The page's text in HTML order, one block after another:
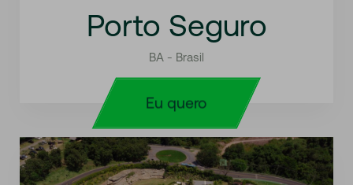
Porto Seguro
BA - Brasil
Eu quero